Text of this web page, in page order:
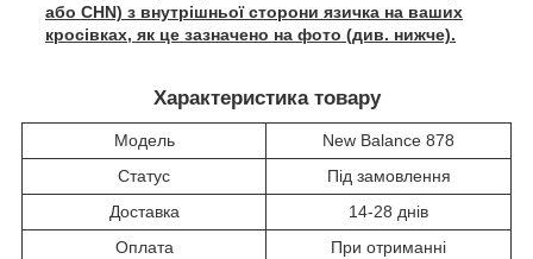
або CHN) з внутрішньої сторони язичка на ваших
кросівках, як це зазначено на фото (див. нижче).
Характеристика товару
Модель
New Balance 878
Статус
Під замовлення
Доставка
14-28 днів
Оплата
При отриманні